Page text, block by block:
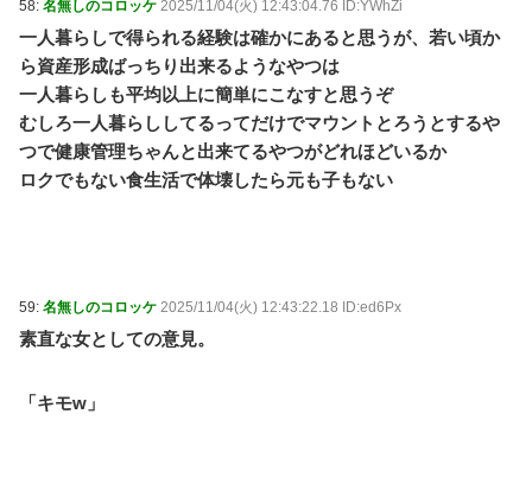
58: 名無しのコロッケ 2025/11/04(火) 12:43:04.76 ID:YWhZi
一人暮らしで得られる経験は確かにあると思うが、若い頃か
ら資産形成ばっちり出来るようなやつは
一人暮らしも平均以上に簡単にこなすと思うぞ
むしろ一人暮らししてるってだけでマウントとろうとするや
つで健康管理ちゃんと出来てるやつがどれほどいるか
ロクでもない食生活で体壊したら元も子もない
59: 名無しのコロッケ 2025/11/04(火) 12:43:22.18 ID:ed6Px
素直な女としての意見。
「キモw」